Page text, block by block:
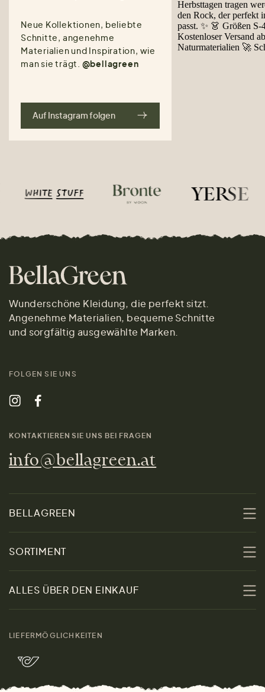
Neue Kollektionen, beliebte
Schnitte, angenehme
Materialien und Inspiration, wie
man sie trägt. @bellagreen
Auf Instagram folgen
Wunderschöne Kleidung, die perfekt sitzt.
Angenehme Materialien, bequeme Schnitte
und sorgfältig ausgewählte Marken.
FOLGEN SIE UNS
KONTAKTIEREN SIE UNS BEI FRAGEN
info@bellagreen.at
BELLAGREEN
Nachhaltigkeit
Kontakt
Marken
SORTIMENT
Damen
Herren
Wohnen
ALLES ÜBER DEN EINKAUF
LIEFERMÖGLICHKEITEN